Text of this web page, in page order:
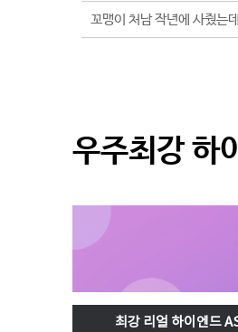
꼬맹이 처남 작년에 사줬는
우주최강 하
최강 리얼 하이엔드